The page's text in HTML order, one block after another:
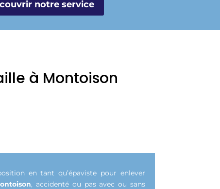
notre service
à Montoison
en tant qu’épaviste pour enlever
, accidenté ou pas avec ou sans